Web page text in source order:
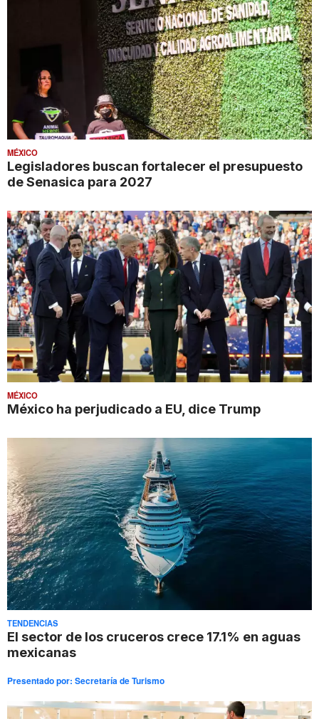
MÉXICO
Legisladores buscan fortalecer el presupuesto
de Senasica para 2027
MÉXICO
México ha perjudicado a EU, dice Trump
TENDENCIAS
El sector de los cruceros crece 17.1% en aguas
mexicanas
Presentado por: Secretaría de Turismo